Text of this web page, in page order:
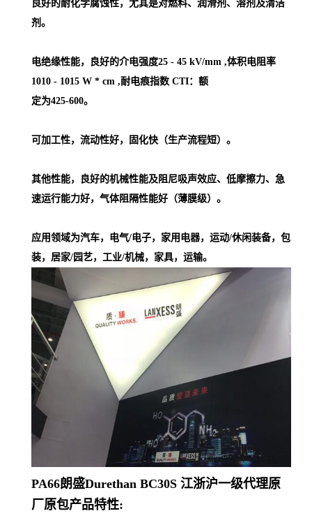
良好的耐化学腐蚀性，尤其是对燃料、润滑剂、溶剂及清洁
剂。
电绝缘性能，良好的介电强度25 - 45 kV/mm ,体积电阻率
1010 - 1015 W * cm ,耐电痕指数 CTI：额
定为425-600。
可加工性，流动性好，固化快（生产流程短）。
其他性能，良好的机械性能及阻尼吸声效应、低摩擦力、急
速运行能力好，气体阻隔性能好（薄膜级）。
应用领域为汽车，电气/电子，家用电器，运动/休闲装备，包
装，居家/园艺，工业/机械，家具，运输。
PA66朗盛Durethan BC30S 江浙沪一级代理原
厂原包产品特性: